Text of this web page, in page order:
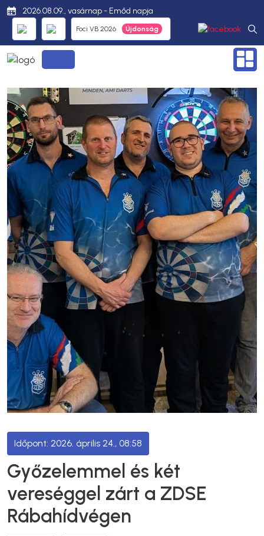
2026.08.09., vasárnap - Emőd napja
Foci VB 2026
2026. április 24., 08:58
Győzelemmel és két
vereséggel zárt a ZDSE
Rábahídvégen